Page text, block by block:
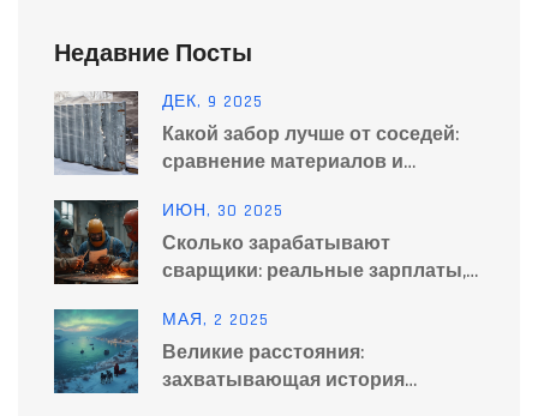
Недавние Посты
ДЕК, 9 2025
Какой забор лучше от соседей:
сравнение материалов и
ИЮН, 30 2025
Сколько зарабатывают
сварщики: реальные зарплаты,
МАЯ, 2 2025
Великие расстояния:
захватывающая история